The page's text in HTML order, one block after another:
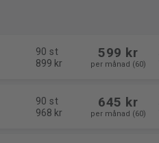
90 st
899 kr
599 kr
per månad (60)
90 st
968 kr
645 kr
per månad (60)